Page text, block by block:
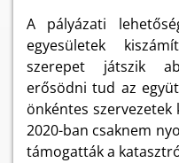
A pályázati
egyesületek
szerepet játszik
erősödni tud az
önkéntes
2020-ban csaknem
támogatták a